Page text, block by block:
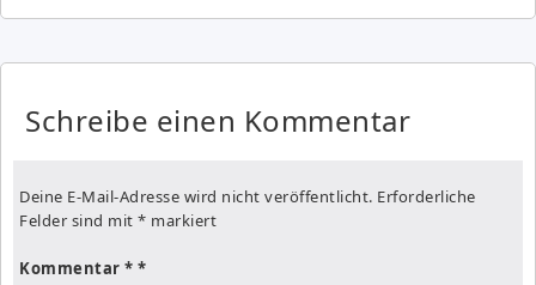
Schreibe einen Kommentar
Deine E-Mail-Adresse wird nicht veröffentlicht. Erforderliche
Felder sind mit * markiert
Kommentar *